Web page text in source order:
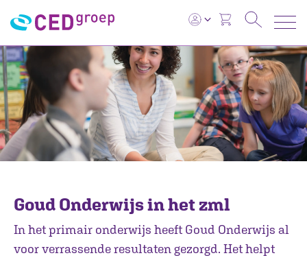
Goud Onderwijs in het zml
In het primair onderwijs heeft Goud Onderwijs al
voor verrassende resultaten gezorgd. Het helpt